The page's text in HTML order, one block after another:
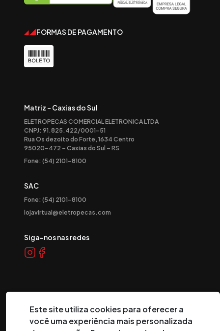
FORMAS DE PAGAMENTO
Matriz - Caxias do Sul
ELETROPECAS COMERCIAL ELETRONICA LTDA
CNPJ: 91.825.422/0001-51
Rua Os dezoito do Forte, 1634 Centro
95020-472 – Caxias do Sul – RS
Fone: (54) 2101-8100
SAC
Fone: (54) 2101-8100
lojavirtual@eletropecas.com
Siga-nos nas redes
Este site utiliza cookies para oferecer a
você uma experiência mais personalizada